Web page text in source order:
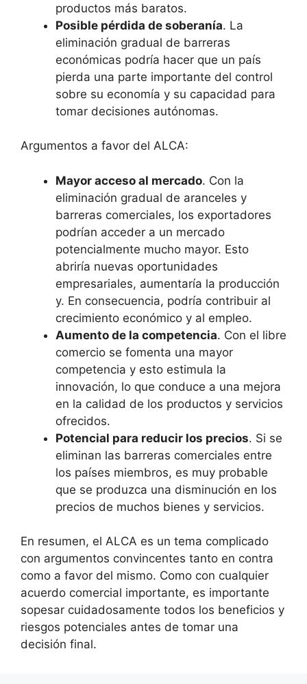
productos más baratos.
Posible pérdida de soberanía. La
eliminación gradual de barreras
económicas podría hacer que un país
pierda una parte importante del control
sobre su economía y su capacidad para
tomar decisiones autónomas.
Argumentos a favor del ALCA:
Mayor acceso al mercado. Con la
eliminación gradual de aranceles y
barreras comerciales, los exportadores
podrían acceder a un mercado
potencialmente mucho mayor. Esto
abriría nuevas oportunidades
empresariales, aumentaría la producción
y. En consecuencia, podría contribuir al
crecimiento económico y al empleo.
Aumento de la competencia. Con el libre
comercio se fomenta una mayor
competencia y esto estimula la
innovación, lo que conduce a una mejora
en la calidad de los productos y servicios
ofrecidos.
Potencial para reducir los precios. Si se
eliminan las barreras comerciales entre
los países miembros, es muy probable
que se produzca una disminución en los
precios de muchos bienes y servicios.
En resumen, el ALCA es un tema complicado
con argumentos convincentes tanto en contra
como a favor del mismo. Como con cualquier
acuerdo comercial importante, es importante
sopesar cuidadosamente todos los beneficios y
riesgos potenciales antes de tomar una
decisión final.